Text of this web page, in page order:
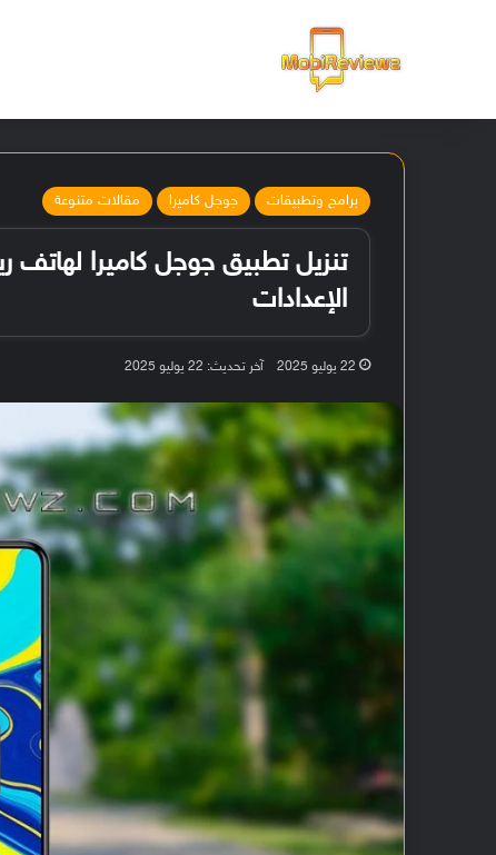
برامج وتطبيقات جوجل كاميرا مقالات متنوعة
الإعدادات
22 يوليو 2025 آخر تحديث: 22 يوليو 2025